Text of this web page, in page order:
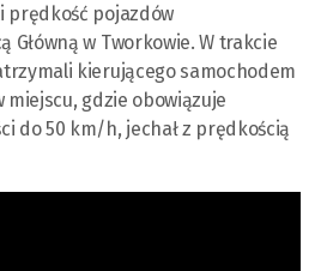
prędkość pojazdów
Główną w Tworkowie. W trakcie
kierującego samochodem
gdzie obowiązuje
do 50 km/h, jechał z prędkością